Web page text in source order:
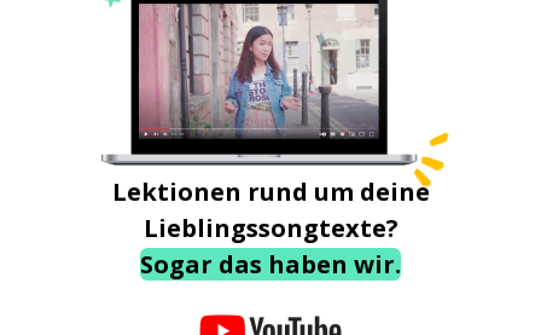
Lektionen rund um deine
Lieblingssongtexte?
Sogar das haben wir.